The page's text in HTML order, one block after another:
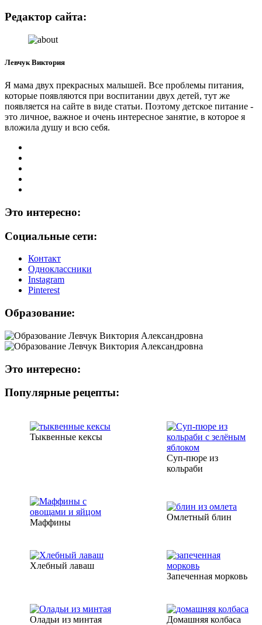
Редактор сайта:
Левчук Виктория
Я мама двух прекрасных малышей. Все проблемы питания,
которые появляются при воспитании двух детей, тут же
появляется на сайте в виде статьи. Поэтому детское питание -
это личное, важное и очень интересное занятие, в которое я
вложила душу и всю себя.
Это интересно:
Социальные сети:
Контакт
Одноклассники
Instagram
Рinterest
Образование:
Это интересно:
Популярные рецепты:
Тыквенные кексы
Суп-пюре из
кольраби
Маффины
Омлетный блин
Хлебный лаваш
Запеченная морковь
Оладьи из минтая Домашняя колбаса